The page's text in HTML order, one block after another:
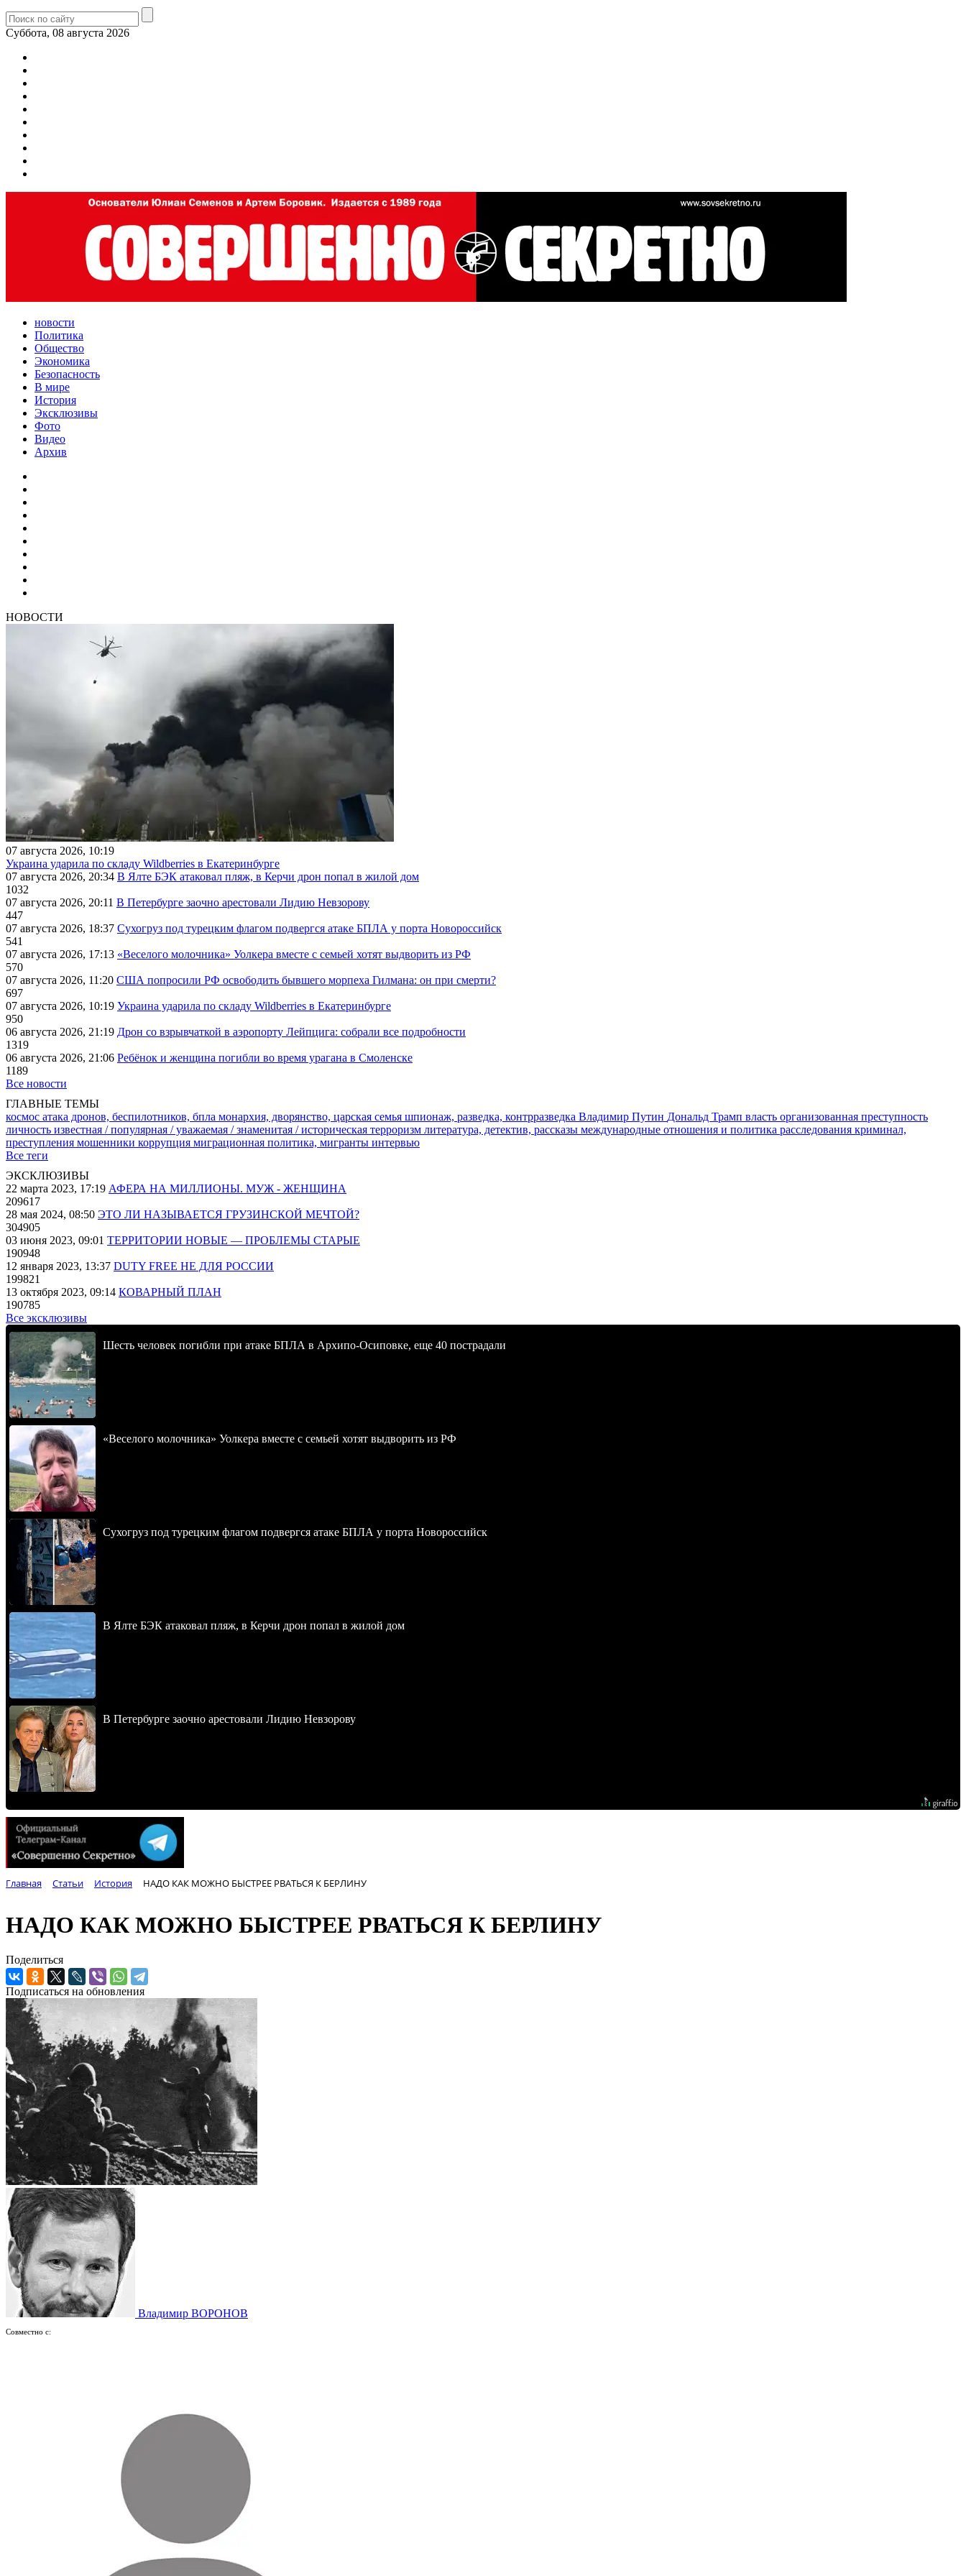
Суббота, 08 августа 2026
новости
Политика
Общество
Экономика
Безопасность
В мире
История
Эксклюзивы
Фото
Видео
Архив
НОВОСТИ
07 августа 2026, 10:19
Украина ударила по складу Wildberries в Екатеринбурге
07 августа 2026, 20:34 В Ялте БЭК атаковал пляж, в Керчи дрон попал в жилой дом
1032
07 августа 2026, 20:11 В Петербурге заочно арестовали Лидию Невзорову
447
07 августа 2026, 18:37 Сухогруз под турецким флагом подвергся атаке БПЛА у порта Новороссийск
541
07 августа 2026, 17:13 «Веселого молочника» Уолкера вместе с семьей хотят выдворить из РФ
570
07 августа 2026, 11:20 США попросили РФ освободить бывшего морпеха Гилмана: он при смерти?
697
07 августа 2026, 10:19 Украина ударила по складу Wildberries в Екатеринбурге
950
06 августа 2026, 21:19 Дрон со взрывчаткой в аэропорту Лейпцига: собрали все подробности
1319
06 августа 2026, 21:06 Ребёнок и женщина погибли во время урагана в Смоленске
1189
Все новости
ГЛАВНЫЕ ТЕМЫ
космос атака дронов, беспилотников, бпла монархия, дворянство, царская семья шпионаж, разведка, контрразведка Владимир Путин Дональд Трамп власть организованная преступность
личность известная / популярная / уважаемая / знаменитая / историческая терроризм литература, детектив, рассказы международные отношения и политика расследования криминал,
преступления мошенники коррупция миграционная политика, мигранты интервью
Все теги
ЭКСКЛЮЗИВЫ
22 марта 2023, 17:19 АФЕРА НА МИЛЛИОНЫ. МУЖ - ЖЕНЩИНА
209617
28 мая 2024, 08:50 ЭТО ЛИ НАЗЫВАЕТСЯ ГРУЗИНСКОЙ МЕЧТОЙ?
304905
03 июня 2023, 09:01 ТЕРРИТОРИИ НОВЫЕ — ПРОБЛЕМЫ СТАРЫЕ
190948
12 января 2023, 13:37 DUTY FREE НЕ ДЛЯ РОССИИ
199821
13 октября 2023, 09:14 КОВАРНЫЙ ПЛАН
190785
Все эксклюзивы
Шесть человек погибли при атаке БПЛА в Архипо-Осиповке, еще 40 пострадали
«Веселого молочника» Уолкера вместе с семьей хотят выдворить из РФ
Сухогруз под турецким флагом подвергся атаке БПЛА у порта Новороссийск
В Ялте БЭК атаковал пляж, в Керчи дрон попал в жилой дом
В Петербурге заочно арестовали Лидию Невзорову
Главная Статьи История НАДО КАК МОЖНО БЫСТРЕЕ РВАТЬСЯ К БЕРЛИНУ
НАДО КАК МОЖНО БЫСТРЕЕ РВАТЬСЯ К БЕРЛИНУ
Поделиться
Подписаться на обновления
Владимир ВОРОНОВ
Совместно с: